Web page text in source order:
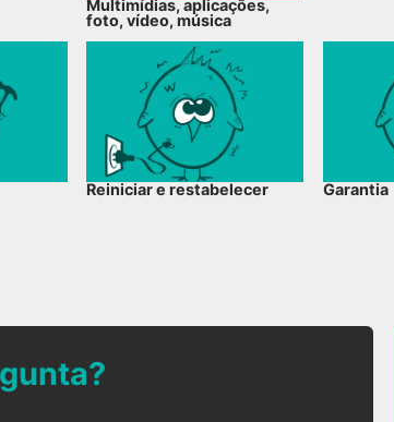
Multimídias, aplicações,
foto, vídeo, música
Reiniciar e restabelecer Garantia